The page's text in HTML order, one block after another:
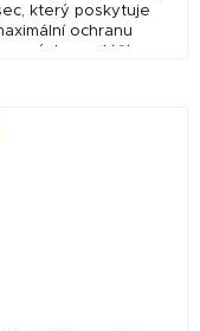
který poskytuje
ochranu
montáží v